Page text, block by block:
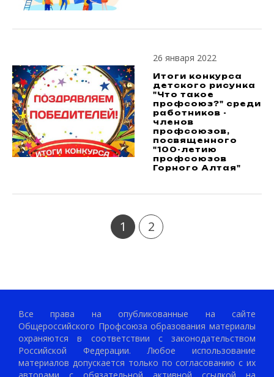
26 января 2022
Итоги конкурса
детского рисунка
"Что такое
профсоюз?" среди
работников -
членов
профсоюзов,
посвященного
"100-летию
профсоюзов
Горного Алтая"
1 2
Все права на опубликованные на сайте
Общероссийского Профсоюза образования материалы
охраняются в соответствии с законодательством
Российской Федерации. Любое использование
материалов допускается только по согласованию с их
авторами с обязательной активной ссылкой на